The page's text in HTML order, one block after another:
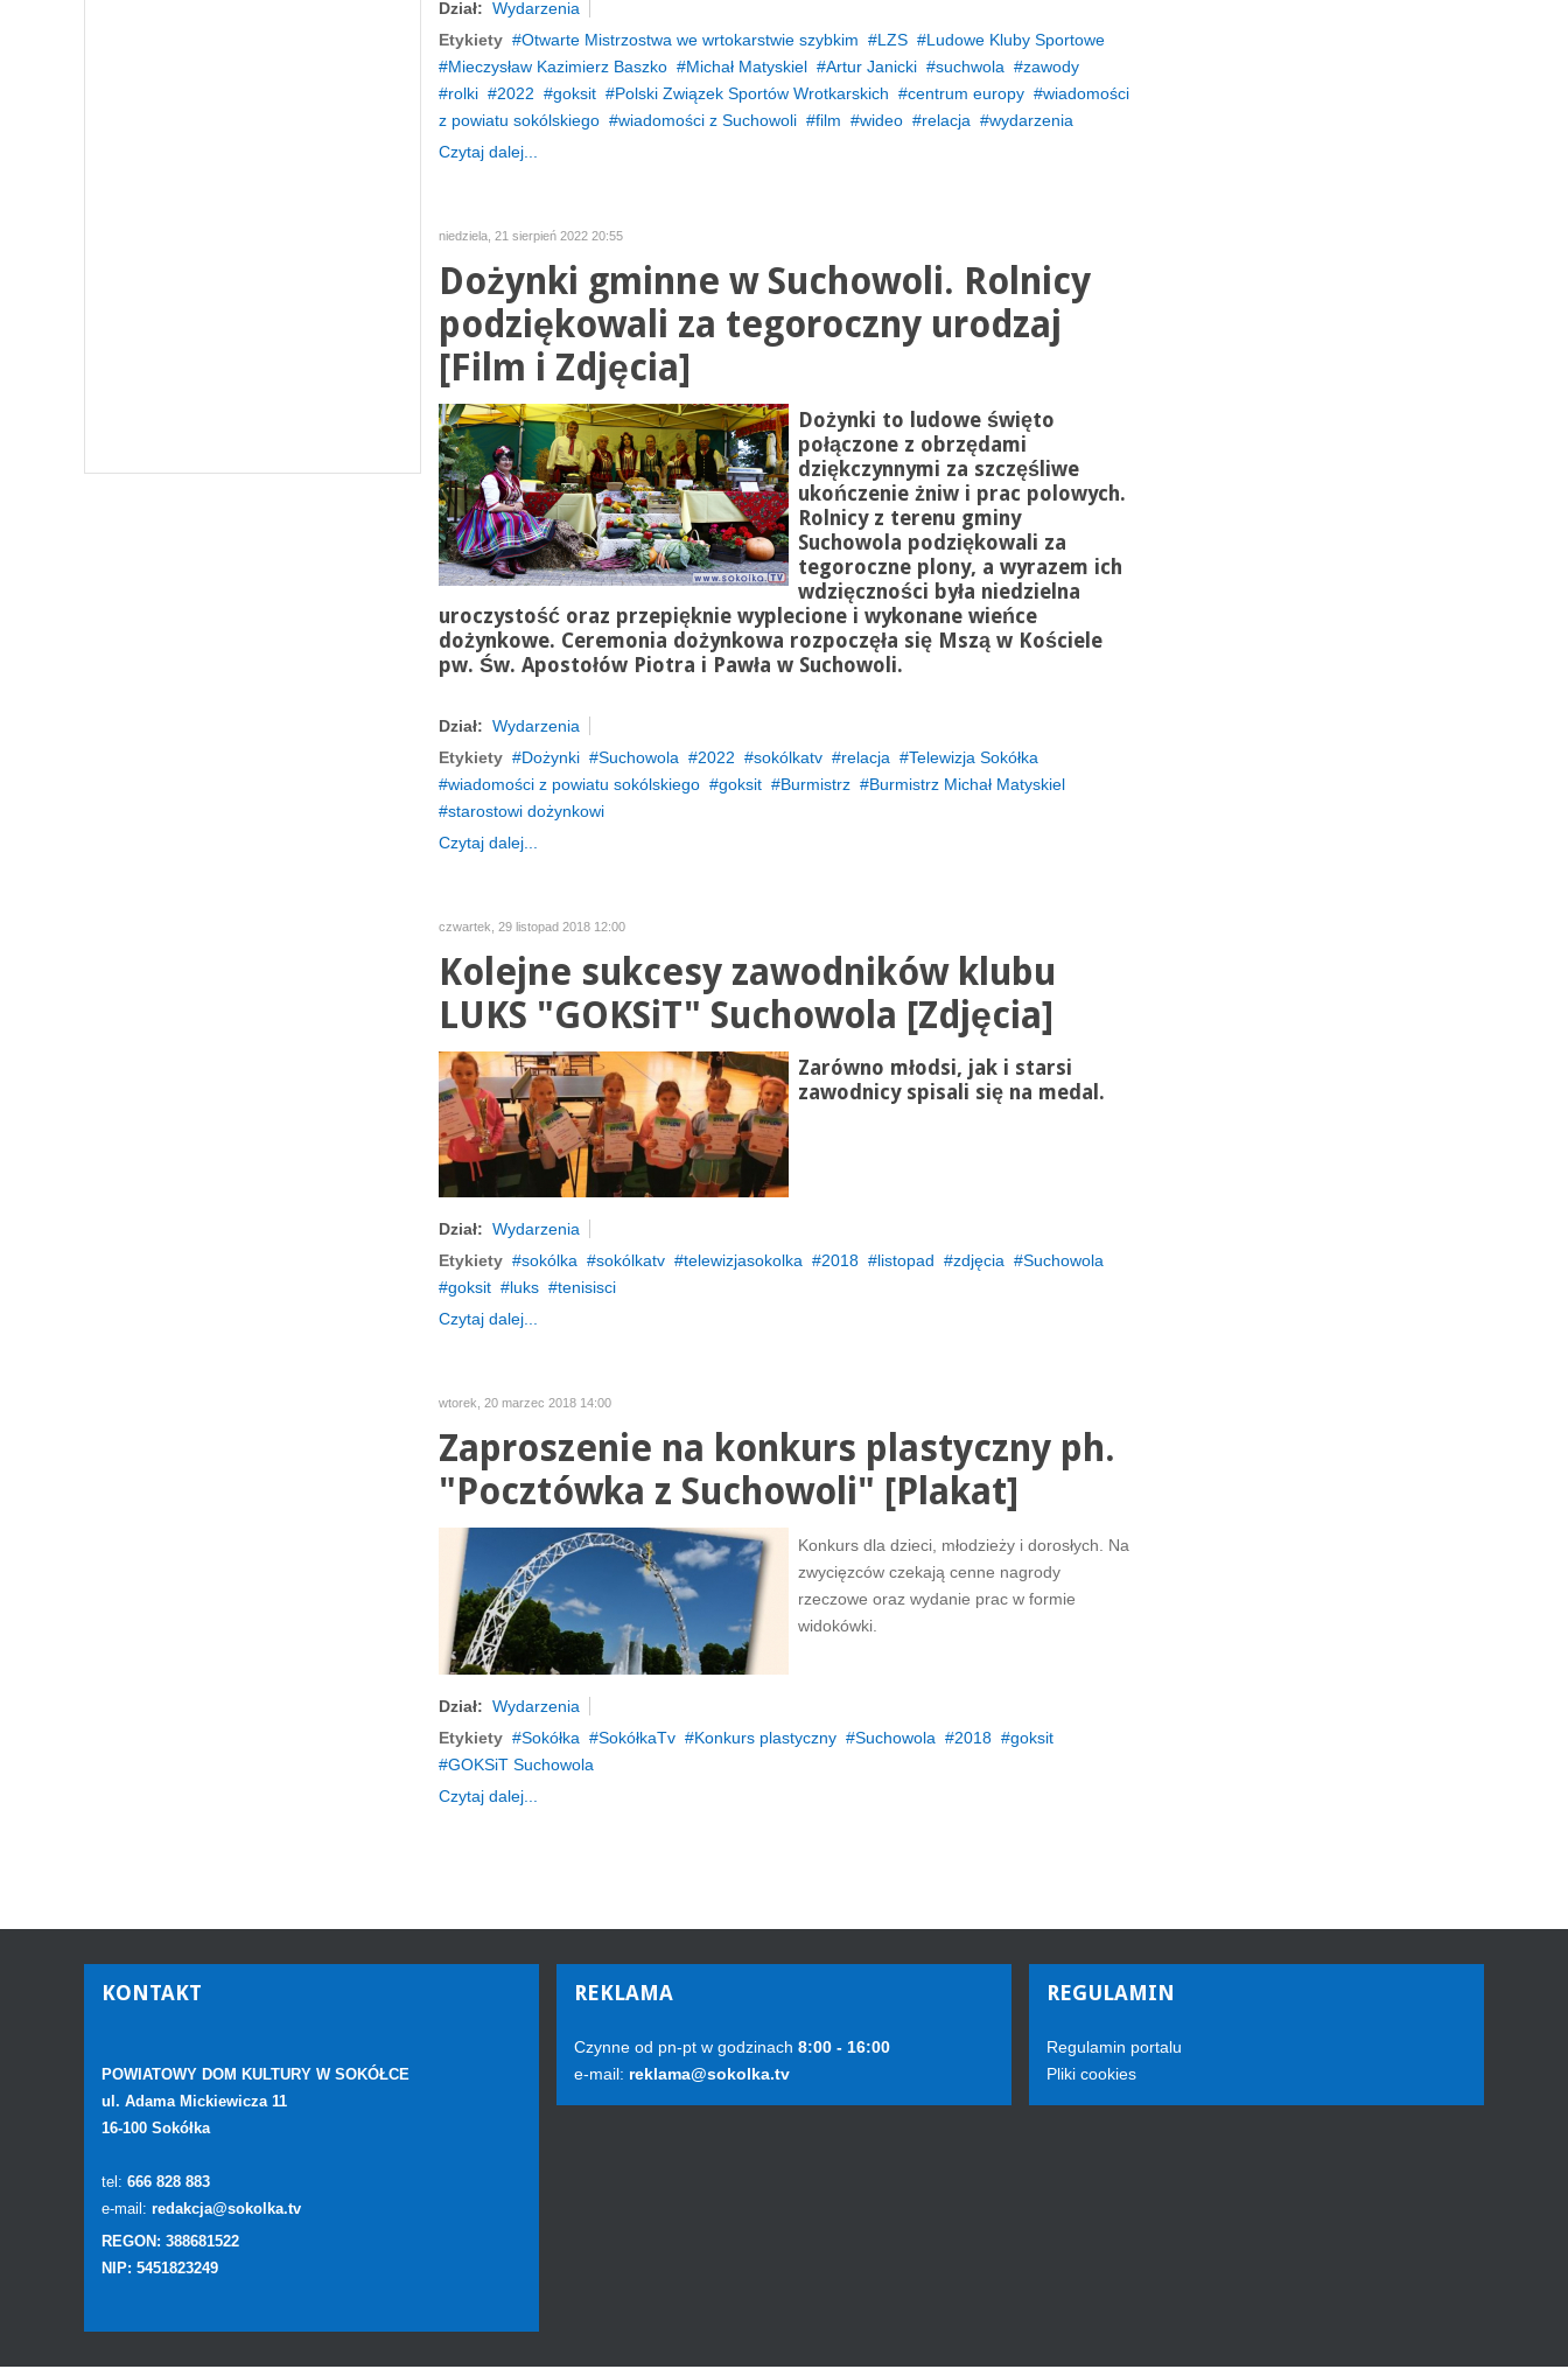
Dział: Wydarzenia
Etykiety
Otwarte Mistrzostwa we wrtokarstwie szybkim LZS
Ludowe Kluby Sportowe
Mieczysław Kazimierz Baszko
Michał Matyskiel Artur Janicki suchwola
zawody
rolki
2022 goksit Polski Związek Sportów Wrotkarskich centrum europy
wiadomości
z powiatu sokólskiego
wiadomości z Suchowoli film wideo relacja
wydarzenia
Czytaj dalej...
niedziela, 21 sierpień 2022 20:55
Dożynki gminne w Suchowoli. Rolnicy
podziękowali za tegoroczny urodzaj
[Film i Zdjęcia]
Dożynki to ludowe święto
połączone z obrzędami
dziękczynnymi za szczęśliwe
ukończenie żniw i prac polowych.
Rolnicy z terenu gminy
Suchowola podziękowali za
tegoroczne plony, a wyrazem ich
wdzięczności była niedzielna
uroczystość oraz przepięknie wyplecione i wykonane wieńce
dożynkowe. Ceremonia dożynkowa rozpoczęła się Mszą w Kościele
pw. Św. Apostołów Piotra i Pawła w Suchowoli.
Dział: Wydarzenia
Etykiety
Dożynki Suchowola 2022 sokólkatv relacja
Telewizja Sokółka
wiadomości z powiatu sokólskiego
goksit Burmistrz
Burmistrz Michał Matyskiel
starostowi dożynkowi
Czytaj dalej...
czwartek, 29 listopad 2018 12:00
Kolejne sukcesy zawodników klubu
LUKS "GOKSiT" Suchowola [Zdjęcia]
Zarówno młodsi, jak i starsi
zawodnicy spisali się na medal.
Dział: Wydarzenia
Etykiety
sokólka sokólkatv telewizjasokolka 2018 listopad zdjęcia
Suchowola
goksit
luks
tenisisci
Czytaj dalej...
wtorek, 20 marzec 2018 14:00
Zaproszenie na konkurs plastyczny ph.
"Pocztówka z Suchowoli" [Plakat]
Konkurs dla dzieci, młodzieży i dorosłych. Na
zwycięzców czekają cenne nagrody
rzeczowe oraz wydanie prac w formie
widokówki.
Dział: Wydarzenia
Etykiety
Sokółka SokółkaTv Konkurs plastyczny Suchowola 2018
goksit
GOKSiT Suchowola
Czytaj dalej...
KONTAKT
POWIATOWY DOM KULTURY W SOKÓŁCE
ul. Adama Mickiewicza 11
16-100 Sokółka
tel: 666 828 883
e-mail: redakcja@sokolka.tv
REGON: 388681522
NIP: 5451823249
REKLAMA
Czynne od pn-pt w godzinach 8:00 - 16:00
e-mail: reklama@sokolka.tv
REGULAMIN
Regulamin portalu
Pliki cookies